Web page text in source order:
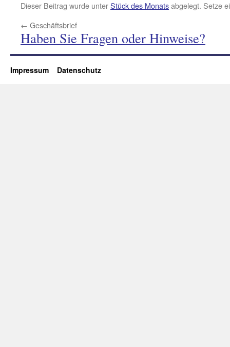
Dieser Beitrag wurde unterStück des Monatsabgelegt. Setze
← Geschäftsbrief
Haben Sie Fragen oder Hinweise?
Impressum Datenschutz